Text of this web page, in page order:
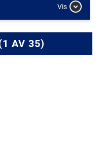
Vis
AV 35)